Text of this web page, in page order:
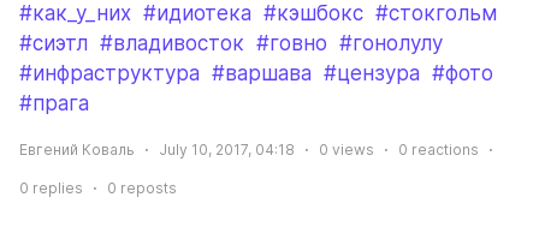
#как_у_них #идиотека #кэшбокс #стокгольм
#сиэтл #владивосток #говно #гонолулу
#инфраструктура #варшава #цензура #фото
#прага
Евгений Коваль July 10, 2017, 04:18 0 views 0 reactions
0 replies 0 reposts